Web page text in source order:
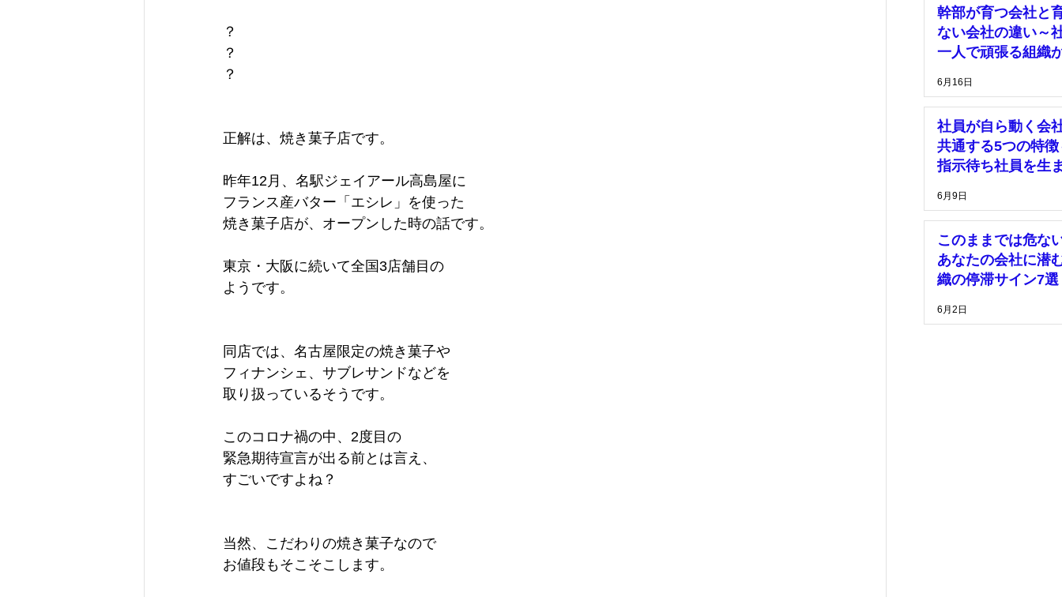
？
？
？
正解は、焼き菓子店です。
昨年12月、名駅ジェイアール高島屋に
フランス産バター「エシレ」を使った
焼き菓子店が、オープンした時の話です。
東京・大阪に続いて全国3店舗目の
ようです。
同店では、名古屋限定の焼き菓子や
フィナンシェ、サブレサンドなどを
取り扱っているそうです。
このコロナ禍の中、2度目の
緊急期待宣言が出る前とは言え、
すごいですよね？
当然、こだわりの焼き菓子なので
お値段もそこそこします。
幹部が育つ会社と
ない会社の違い～
一人で頑張る組織
6月16日
社員が自ら動く会
共通する5つの特徴
指示待ち社員を生
6月9日
このままでは危な
あなたの会社に潜
織の停滞サイン7選
6月2日